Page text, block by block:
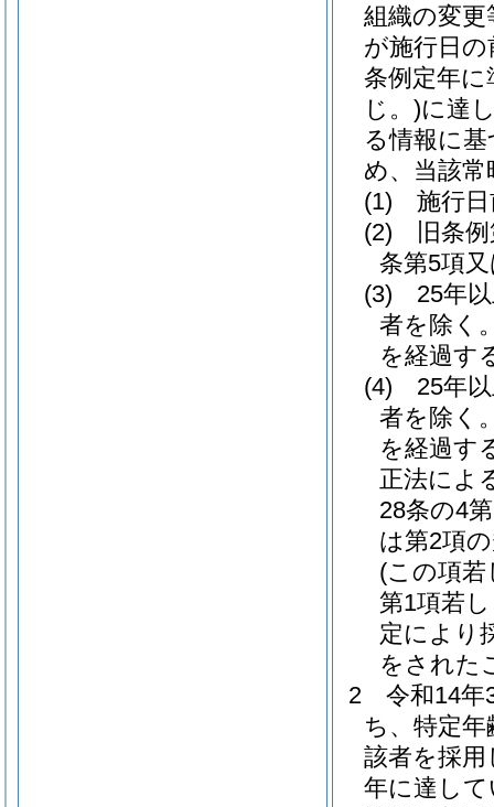
組織の変
が施行日
条例定年
じ。)に達
る情報に
め、当該
(1)
施行
(2)
旧条
条第5項
(3)
25年
者を除く
を経過す
(4)
25年
者を除く
を経過す
正法によ
28条の4
は第2項
(この項若
第1項若
定により
をされた
2
令和14年
ち、特定
該者を採
年に達し